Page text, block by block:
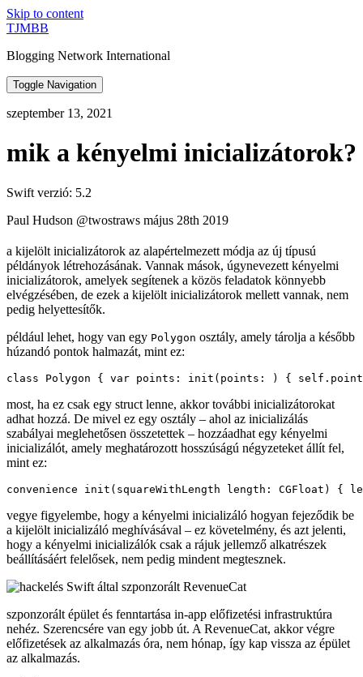
Skip to content
TJMBB
Blogging Network International
Toggle Navigation
szeptember 13, 2021
mik a kényelmi inicializátorok?
Swift verzió: 5.2
Paul Hudson @twostraws május 28th 2019
a kijelölt inicializátorok az alapértelmezett módja az új típusú
példányok létrehozásának. Vannak mások, úgynevezett kényelmi
inicializátorok, amelyek segítenek a közös feladatok könnyebb
elvégzésében, de ezek a kijelölt inicializátorok mellett vannak, nem
pedig helyettesítők.
például lehet, hogy van egy Polygon osztály, amely tárolja a később
húzandó pontok halmazát, mint ez:
class Polygon { var points: init(points: ) {
most, ha ez csak egy struct lenne, akkor további inicializátorokat
adhat hozzá. De mivel ez egy osztály – ahol az inicializálás
szabályai meglehetősen összetettek – hozzáadhat egy kényelmi
inicializálót, amely meghatározott hosszúságú négyzeteket állít fel,
mint ez:
convenience init(squareWithLength length:
vegye figyelembe, hogy a kényelmi inicializáló hogyan fejeződik be
a kijelölt inicializáló meghívásával – ez követelmény, és azt jelenti,
hogy a kényelmi inicializálók csak a rájuk jellemző alkatrészek
beállításáért felelősek, nem pedig mindent megtesznek.
szponzorált épület és fenntartása in-app előfizetési infrastruktúra
nehéz. Szerencsére van egy jobb út. A RevenueCat, akkor végre
előfizetések az alkalmazás óra, nem hónap, így kap vissza az épület
az alkalmazás.